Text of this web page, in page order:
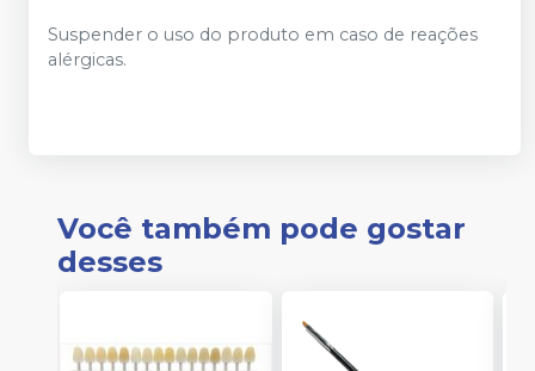
Suspender o uso do produto em caso de reações
alérgicas.
Você também pode gostar
desses